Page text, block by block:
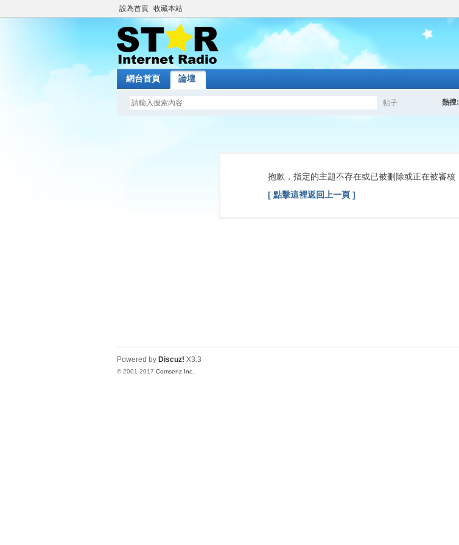
設為首頁 收藏本站
網台首頁 論壇
帖子
索
熱搜:
抱歉，指定的主題不存在或已被刪除或正在被審核
[ 點擊這裡返回上一頁 ]
Powered by Discuz! X3.3
© 2001-2017 Comsenz Inc.